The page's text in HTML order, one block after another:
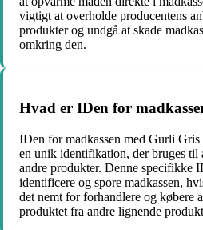
vigtigt at overholde producentens
produkter og undgå at skade
omkring den.
Hvad er IDen for
IDen for madkassen med Gurli
en unik identifikation, der bruges til
andre produkter. Denne specifikke
identificere og spore madkassen,
det nemt for forhandlere og købere
produktet fra andre lignende